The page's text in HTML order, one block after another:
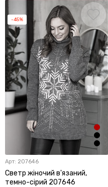
-45%
Арт: 207646
Светр жіночий в'язаний,
темно-сірий 207646